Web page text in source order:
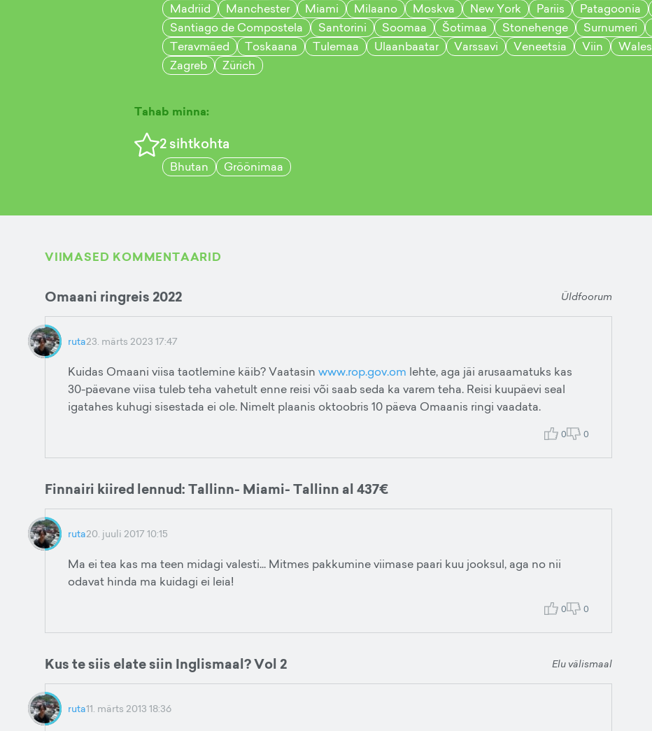
Madriid
Manchester Miami Milaano Moskva New York Pariis Patagoonia
Santiago de Compostela
Santorini Soomaa Šotimaa Stonehenge Surnumeri
Teravmäed
Toskaana Tulemaa Ulaanbaatar Varssavi Veneetsia Viin Wales
Zagreb
Zürich
Tahab minna:
2sihtkohta
Bhutan Gröönimaa
VIIMASED KOMMENTAARID
Omaani ringreis 2022 Üldfoorum
ruta23. märts 2023 17:47
Kuidas Omaani viisa taotlemine käib? Vaatasin www.rop.gov.om lehte, aga jäi arusaamatuks kas
30-päevane viisa tuleb teha vahetult enne reisi või saab seda ka varem teha. Reisi kuupäevi seal
igatahes kuhugi sisestada ei ole. Nimelt plaanis oktoobris 10 päeva Omaanis ringi vaadata.
0 0
Finnairi kiired lennud: Tallinn- Miami- Tallinn al 437€
ruta20. juuli 2017 10:15
Ma ei tea kas ma teen midagi valesti... Mitmes pakkumine viimase paari kuu jooksul, aga no nii
odavat hinda ma kuidagi ei leia!
0 0
Kus te siis elate siin Inglismaal? Vol 2 Elu välismaal
ruta11. märts 2013 18:36